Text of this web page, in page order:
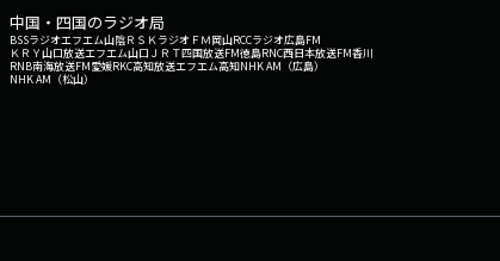
中国・四国のラジオ局
BSSラジオエフエム山陰ＲＳＫラジオ ＦＭ岡山RCCラジオ広島FM
ＫＲＹ山口放送エフエム山口 ＪＲＴ四国放送FM徳島RNC西日本放送FM香川
RNB南海放送FM愛媛RKC高知放送エフエム高知NHK AM（広島）
NHK AM（松山）